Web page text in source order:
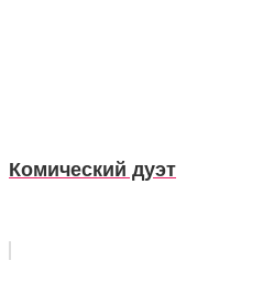
Комический дуэт